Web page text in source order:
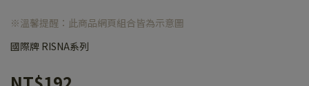
※溫馨提醒：此商品網頁組合皆為示意圖
國際牌 RISNA系列